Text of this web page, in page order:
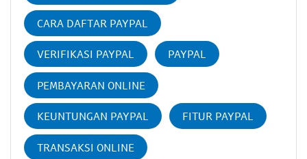
CARA DAFTAR PAYPAL
VERIFIKASI PAYPAL PAYPAL
PEMBAYARAN ONLINE
KEUNTUNGAN PAYPAL FITUR PAYPAL
TRANSAKSI ONLINE